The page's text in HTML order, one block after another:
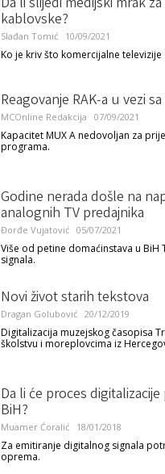
kablovske?
Slađan Tomić 10/09/2021
Ko je kriv što komercijalne
Reagovanje RAK-a u vezi
MCOnline Redakcija 07/09/2021
Kapacitet MUX A nedovoljan za
programa.
Godine nerada došle na
analognih TV predajnika
Đorđe Vujatović 05/07/2021
Više od petine domaćinstava u BiH
signala.
Novi život starih tekstova
Dragan Golubović 20/12/2019
Digitalizacija muzejskog časopisa
školstvu i moreplovcima iz
Da li će proces
BiH?
Muamer Ćoralić 18/01/2018
Za emitiranje digitalnog signala
oprema.